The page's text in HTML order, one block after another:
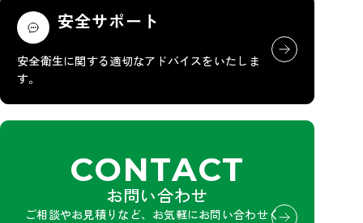
安全サポート
安全衛生に関する適切なアドバイスをいたしま
す。
CONTACT
お問い合わせ
ご相談やお見積りなど、お気軽にお問い合わせく